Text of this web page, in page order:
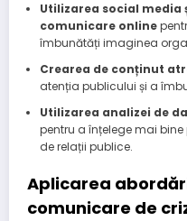
Utilizarea social
comunicare online
îmbunătăți imaginea
Crearea de conținut
atenția publicului și a
Utilizarea analizei de
pentru a înțelege mai
de relații publice.
Aplicarea
comunicare de